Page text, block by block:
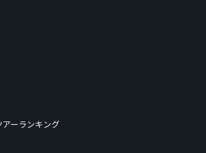
アーランキング